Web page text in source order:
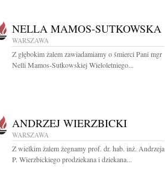
NELLA MAMOS-SUTKOWSKA
WARSZAWA
Z głębokim żalem zawiadamiamy o śmierci Pani mgr
Nelli Mamos-Sutkowskiej Wieloletniego...
ANDRZEJ WIERZBICKI
WARSZAWA
Z wielkim żalem żegnamy prof. dr. hab. inż. Andrzeja
P. Wierzbickiego prodziekana i dziekana...